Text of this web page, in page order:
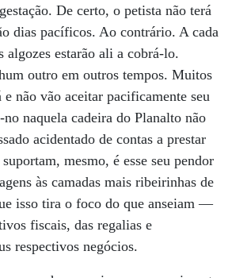
De certo, o petista não terá
dias pacíficos. Ao contrário. A cada
algozes estarão ali a cobrá-lo.
outro em outros tempos. Muitos
não vão aceitar pacificamente seu
no naquela cadeira do Planalto não
acidentado de contas a prestar
mesmo, é esse seu pendor
às camadas mais ribeirinhas de
isso tira o foco do que anseiam —
fiscais, das regalias e
respectivos negócios.